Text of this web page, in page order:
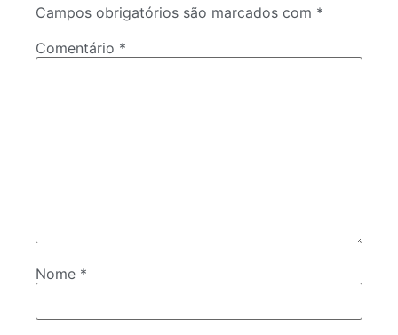
Campos obrigatórios são marcados com *
Comentário *
Nome *